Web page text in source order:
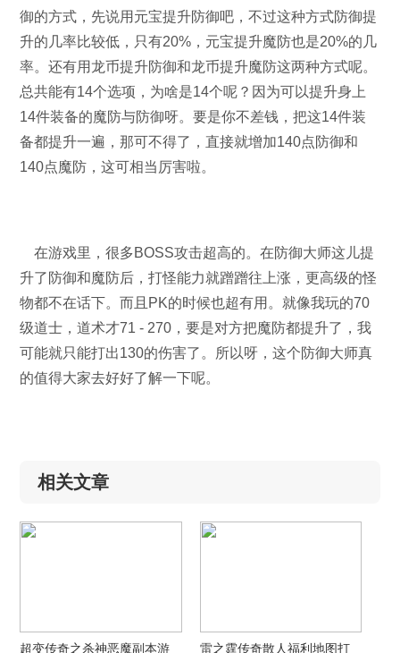
御的方式，先说用元宝提升防御吧，不过这种方式防御提
升的几率比较低，只有20%，元宝提升魔防也是20%的几
率。还有用龙币提升防御和龙币提升魔防这两种方式呢。
总共能有14个选项，为啥是14个呢？因为可以提升身上
14件装备的魔防与防御呀。要是你不差钱，把这14件装
备都提升一遍，那可不得了，直接就增加140点防御和
140点魔防，这可相当厉害啦。
在游戏里，很多BOSS攻击超高的。在防御大师这儿提
升了防御和魔防后，打怪能力就蹭蹭往上涨，更高级的怪
物都不在话下。而且PK的时候也超有用。就像我玩的70
级道士，道术才71 - 270，要是对方把魔防都提升了，我
可能就只能打出130的伤害了。所以呀，这个防御大师真
的值得大家去好好了解一下呢。
相关文章
超变传奇之杀神恶魔副本游
雷之霆传奇散人福利地图打